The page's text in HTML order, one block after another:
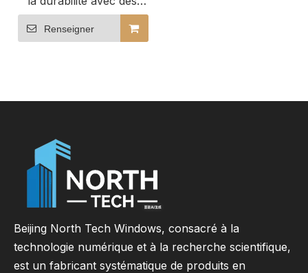
portes passives hautes
performances pour
votre maison passive
Renseigner
Beijing North Tech Windows, consacré à la
technologie numérique et à la recherche scientifique,
est un fabricant systématique de produits en